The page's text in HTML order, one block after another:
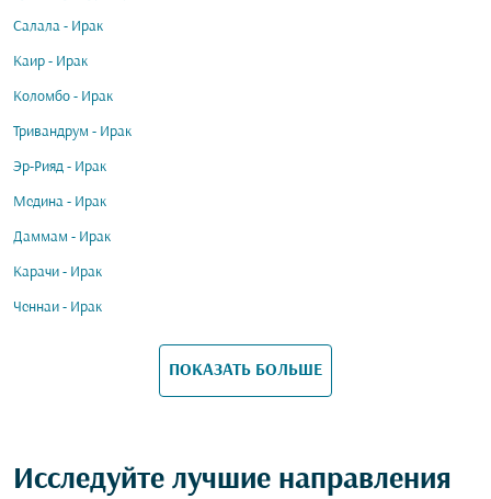
Салала - Ирак
Каир - Ирак
Коломбо - Ирак
Тривандрум - Ирак
Эр-Рияд - Ирак
Медина - Ирак
Даммам - Ирак
Карачи - Ирак
Ченнаи - Ирак
ПОКАЗАТЬ БОЛЬШЕ
Исследуйте лучшие направления